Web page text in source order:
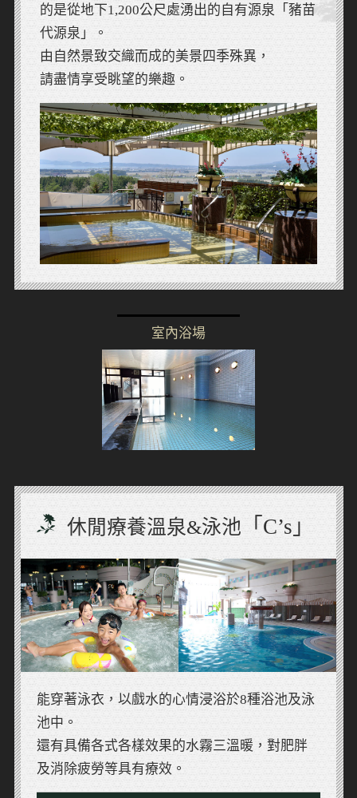
的是從地下1,200公尺處湧出的自有源泉「豬苗
代源泉」。
由自然景致交織而成的美景四季殊異，
請盡情享受眺望的樂趣。
室內浴場
休閒療養溫泉&泳池 「C’s」
能穿著泳衣，以戲水的心情浸浴於8種浴池及泳
池中。
還有具備各式各樣效果的水霧三溫暖，對肥胖
及消除疲勞等具有療效。